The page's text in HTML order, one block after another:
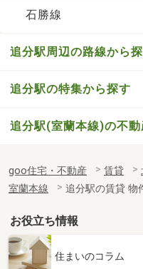
石勝線
追分駅周辺の路線から
追分駅の特集から探す
追分駅(室蘭本線)の不
goo住宅・不動産 賃貸
室蘭本線
追分駅の賃貸 物
お役立ち情報
住まいのコラム